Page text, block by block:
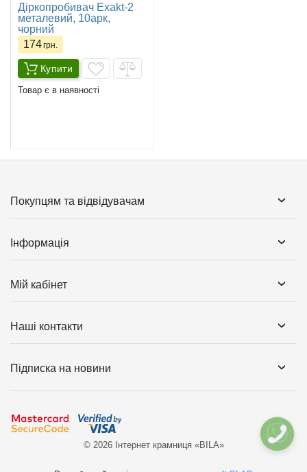
Діркопробивач Exakt-2
металевий, 10арк,
чорний
174грн.
Купити
Товар є в наявності
Покупцям та відвідувачам
Інформація
Мій кабінет
Наші контакти
Підписка на новини
© 2026 Інтернет крамниця «BILA»